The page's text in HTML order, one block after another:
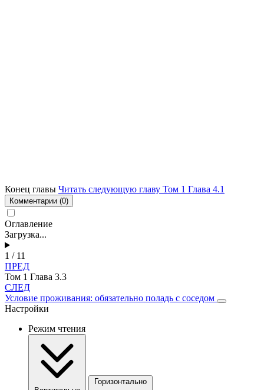
Конец главы Читать следующую главу Том 1 Глава 4.1
Комментарии (0)
Оглавление
Загрузка...
1 / 11
ПРЕД
Том 1 Глава 3.3
СЛЕД
Условие проживания: обязательно поладь с соседом
Настройки
Режим чтения
Горизонтально